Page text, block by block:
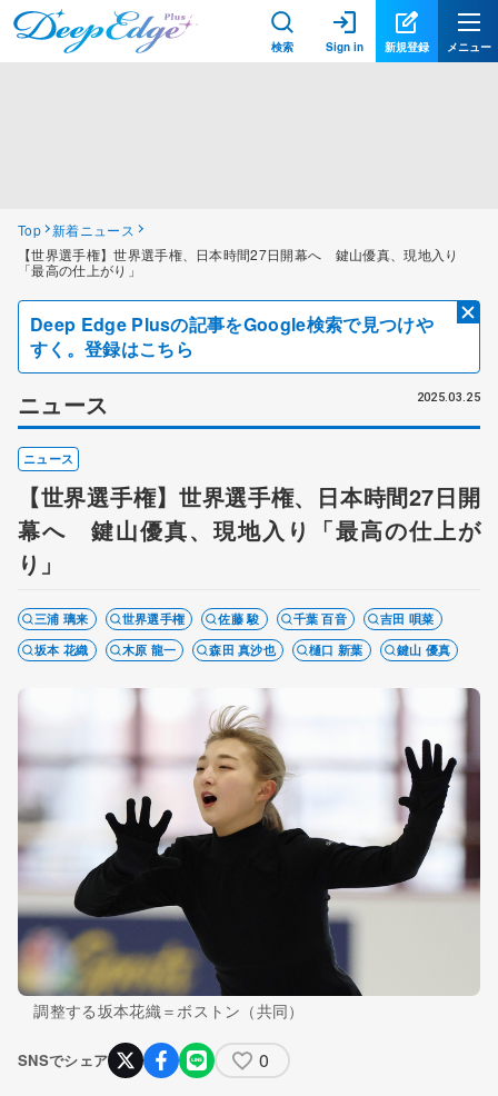
検索 Sign in 新規登録 メニュー
Top 新着ニュース
【世界選手権】世界選手権、日本時間27日開幕へ 鍵山優真、現地入り
「最高の仕上がり」
Deep Edge Plusの記事をGoogle検索で見つけや
すく。登録はこちら
ニュース 2025.03.25
ニュース
【世界選手権】世界選手権、日本時間27日開
幕へ 鍵山優真、現地入り「最高の仕上が
り」
三浦 璃来 世界選手権 佐藤 駿 千葉 百音
吉田 唄菜
坂本 花織
木原 龍一 森田 真沙也 樋口 新葉 鍵山 優真
調整する坂本花織＝ボストン（共同）
SNSでシェア 0